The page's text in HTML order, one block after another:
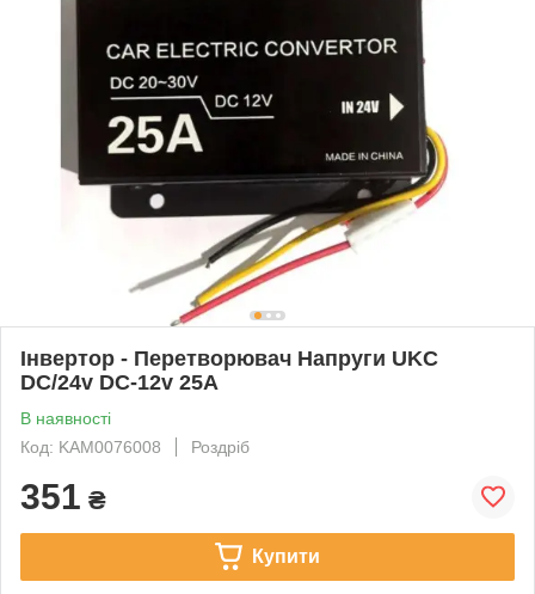
Інвертор - Перетворювач Напруги UKC
DC/24v DC-12v 25A
В наявності
Код: KAM0076008
Роздріб
351 ₴
Купити